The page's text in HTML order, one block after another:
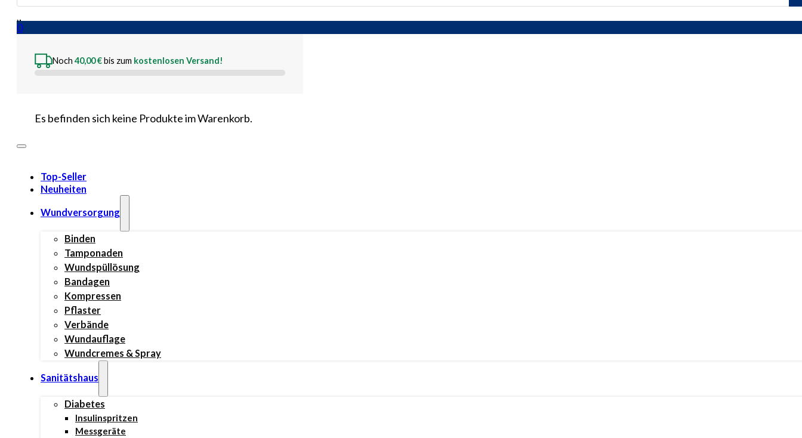
search
0
Noch 40,00€ bis zum kostenlosen Versand!
Es befinden sich keine Produkte im Warenkorb.
Top-Seller
Neuheiten
Wundversorgung
Binden
Tamponaden
Wundspüllösung
Bandagen
Kompressen
Pflaster
Verbände
Wundauflage
Wundcremes & Spray
Sanitätshaus
Diabetes
Insulinspritzen
Messgeräte